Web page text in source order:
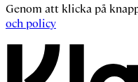
Genom att klicka på
och policy